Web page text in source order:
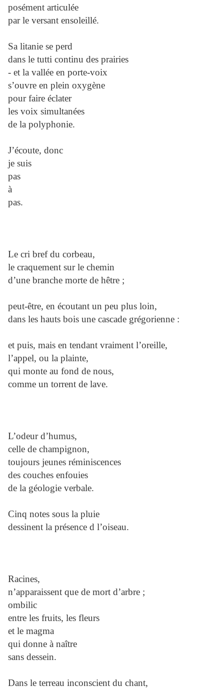
posément articulée
par le versant ensoleillé.
Sa litanie se perd
dans le tutti continu des prairies
- et la vallée en porte-voix
s’ouvre en plein oxygène
pour faire éclater
les voix simultanées
de la polyphonie.
J’écoute, donc
je suis
pas
à
pas.
Le cri bref du corbeau,
le craquement sur le chemin
d’une branche morte de hêtre ;
peut-être, en écoutant un peu plus loin,
dans les hauts bois une cascade grégorienne :
et puis, mais en tendant vraiment l’oreille,
l’appel, ou la plainte,
qui monte au fond de nous,
comme un torrent de lave.
L’odeur d’humus,
celle de champignon,
toujours jeunes réminiscences
des couches enfouies
de la géologie verbale.
Cinq notes sous la pluie
dessinent la présence d l’oiseau.
Racines,
n’apparaissent que de mort d’arbre ;
ombilic
entre les fruits, les fleurs
et le magma
qui donne à naître
sans dessein.
Dans le terreau inconscient du chant,